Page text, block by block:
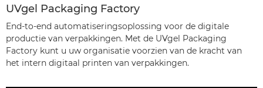
UVgel Packaging Factory
End-to-end automatiseringsoplossing voor de digitale
productie van verpakkingen. Met de UVgel Packaging
Factory kunt u uw organisatie voorzien van de kracht van
het intern digitaal printen van verpakkingen.